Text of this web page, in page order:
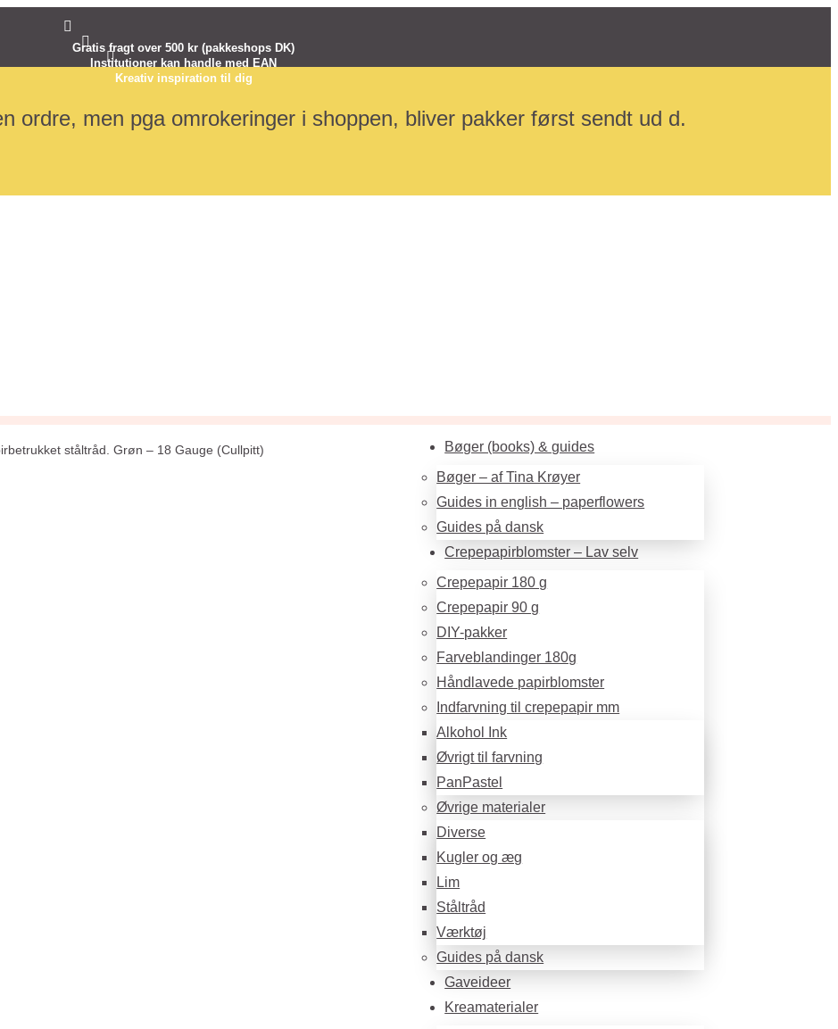

Gratis fragt over 500 kr (pakkeshops DK)

Institutioner kan handle med EAN

Kreativ inspiration til dig
ordre, men pga omrokeringer i shoppen, bliver pakker først sendt ud d.
Bøger (books) & guides
Bøger – af Tina Krøyer
Guides in english – paperflowers
Guides på dansk
Crepepapirblomster – Lav selv
Crepepapir 180 g
Crepepapir 90 g
DIY-pakker
Farveblandinger 180g
Håndlavede papirblomster
Indfarvning til crepepapir mm
Alkohol Ink
Øvrigt til farvning
PanPastel
Øvrige materialer
Diverse
Kugler og æg
Lim
Ståltråd
Værktøj
Guides på dansk
Gaveideer
Kreamaterialer
ståltråd. Grøn – 18 Gauge (Cullpitt)